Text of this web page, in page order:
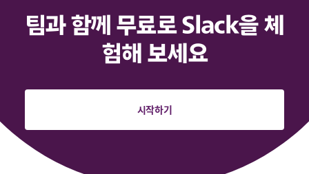
팀과 함께 무료로 Slack을 체
험해 보세요
시작하기